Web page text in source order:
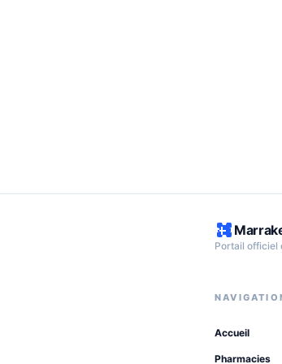
Portail officiel
Accueil
Pharmacies